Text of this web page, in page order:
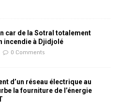
car de la Sotral totalement
incendie à Djidjolé
0 Comments
d’un réseau électrique au
la fourniture de l’énergie